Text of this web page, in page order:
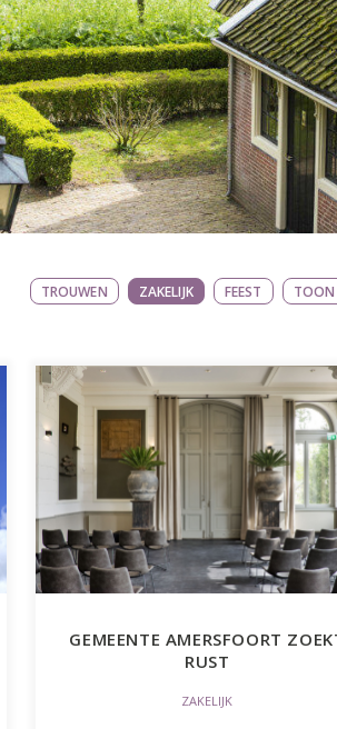
TROUWEN ZAKELIJK FEEST TOON
GEMEENTE AMERSFOORT
RUST
ZAKELIJK